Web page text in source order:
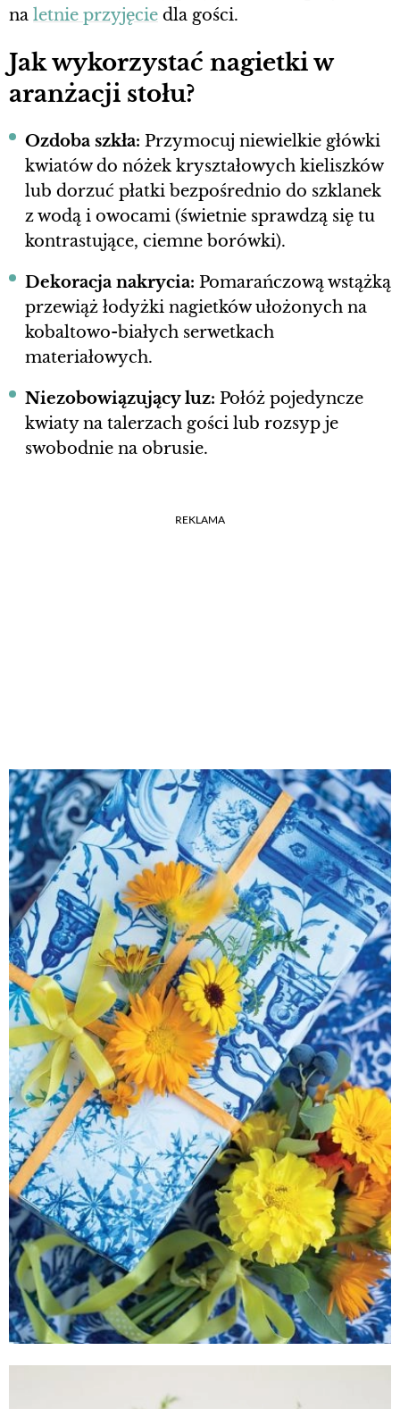
na letnie przyjęcie dla gości.
Jak wykorzystać nagietki w
aranżacji stołu?
Ozdoba szkła: Przymocuj niewielkie główki
kwiatów do nóżek kryształowych kieliszków
lub dorzuć płatki bezpośrednio do szklanek
z wodą i owocami (świetnie sprawdzą się tu
kontrastujące, ciemne borówki).
Dekoracja nakrycia: Pomarańczową wstążką
przewiąż łodyżki nagietków ułożonych na
kobaltowo-białych serwetkach
materiałowych.
Niezobowiązujący luz: Połóż pojedyncze
kwiaty na talerzach gości lub rozsyp je
swobodnie na obrusie.
REKLAMA